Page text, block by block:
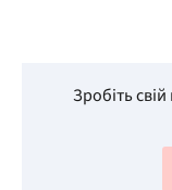
Зробіть